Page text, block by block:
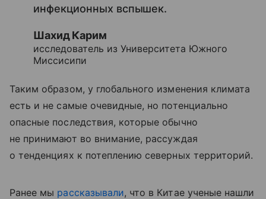
инфекционных вспышек.
Шахид Карим
исследователь из Университета Южного
Миссисипи
Таким образом, у глобального изменения климата
есть и не самые очевидные, но потенциально
опасные последствия, которые обычно
не принимают во внимание, рассуждая
о тенденциях к потеплению северных территорий.
Ранее мы рассказывали, что в Китае ученые нашли